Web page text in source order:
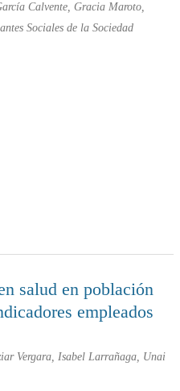
Calvente, Gracia Maroto,
Sociales de la Sociedad
salud en población
empleados
Vergara, Isabel Larrañaga, Unai